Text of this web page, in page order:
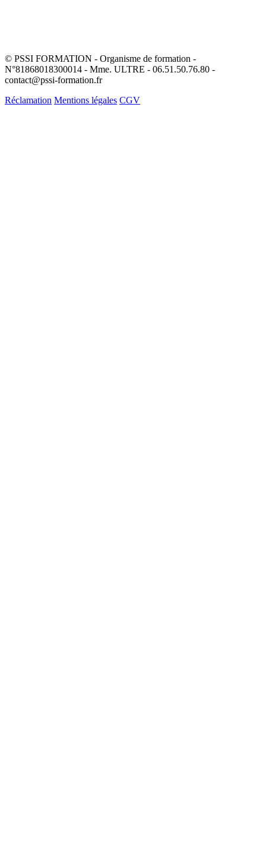
© PSSI FORMATION - Organisme de formation -
N°81868018300014 - Mme. ULTRE - 06.51.50.76.80 -
contact@pssi-formation.fr
Réclamation Mentions légales CGV